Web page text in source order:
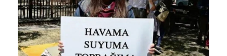
Cengiz Holding'in Artvin Murgul’da
doğa katliamı tehlikesi
07 July 2026 - 22:05